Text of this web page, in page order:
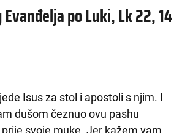
po Luki, Lk 22, 14
Isus za stol i apostoli s njim. I
dušom čeznuo ovu pashu